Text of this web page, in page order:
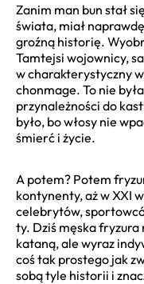
Zanim man bun stał
świata, miał
groźną historię.
Tamtejsi wojownicy,
w charakterystyczny
chonmage. To nie
przynależności do
było, bo włosy nie
śmierć i życie.
A potem? Potem
kontynenty, aż w XXI
celebrytów,
ty. Dziś męska fryzura
kataną, ale wyraz
coś tak prostego jak
sobą tyle historii i